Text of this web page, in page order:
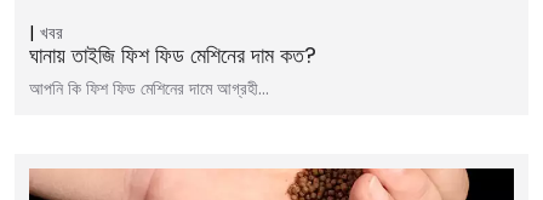
খবর
ঘানায় তাইজি ফিশ ফিড মেশিনের দাম কত?
আপনি কি ফিশ ফিড মেশিনের দামে আগ্রহী…